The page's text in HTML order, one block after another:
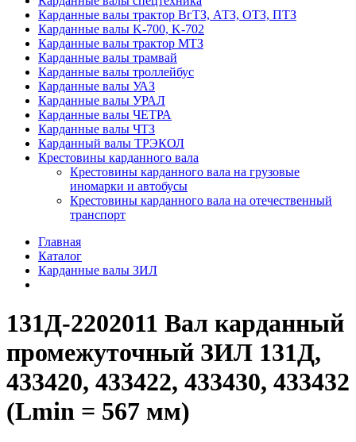
Карданные валы трактор ВгТЗ, АТЗ, ОТЗ, ПТЗ
Карданные валы K-700, K-702
Карданные валы трактор МТЗ
Карданные валы трамвай
Карданные валы троллейбус
Карданные валы УАЗ
Карданные валы УРАЛ
Карданные валы ЧЕТРА
Карданные валы ЧТЗ
Карданный валы ТРЭКОЛ
Крестовины карданного вала
Крестовины карданного вала на грузовые
иномарки и автобусы
Крестовины карданного вала на отечественный
транспорт
Главная
Каталог
Карданные валы ЗИЛ
131Д-2202011 Вал карданный
промежуточный ЗИЛ 131Д,
433420, 433422, 433430, 433432
(Lmin = 567 мм)